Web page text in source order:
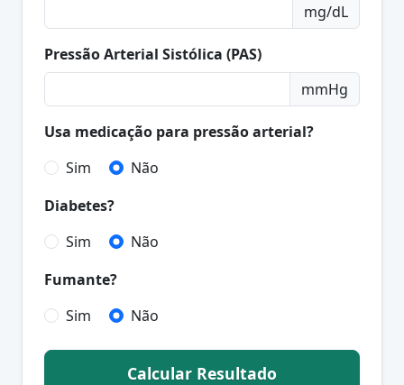
mg/dL
Pressão Arterial Sistólica (PAS)
mmHg
Usa medicação para pressão arterial?
Sim
Não
Diabetes?
Sim
Não
Fumante?
Sim
Não
Calcular Resultado